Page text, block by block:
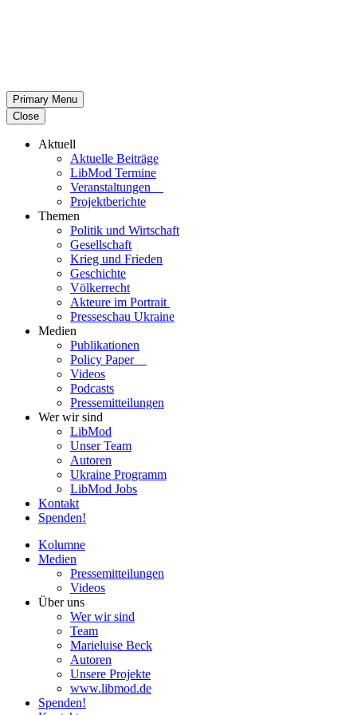
Primary Menu
Close
Aktuell
Aktu­elle Beiträge
LibMod Termine
Ver­an­stal­tun­gen
Pro­jekt­be­richte
Themen
Politik und Wirtschaft
Gesell­schaft
Krieg und Frieden
Geschichte
Völ­ker­recht
Akteure im Portrait
Pres­se­schau Ukraine
Medien
Publi­ka­tio­nen
Policy Paper
Videos
Pod­casts
Pres­se­mit­tei­lun­gen
Wer wir sind
LibMod
Unser Team
Autoren
Ukraine Pro­gramm
LibMod Jobs
Kontakt
Spenden!
Kolumne
Medien
Pres­se­mit­tei­lun­gen
Videos
Über uns
Wer wir sind
Team
Marie­luise Beck
Autoren
Unsere Pro­jekte
www.libmod.de
Spenden!